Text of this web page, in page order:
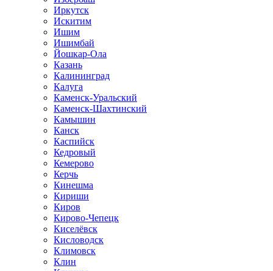
Иркутск
Искитим
Ишим
Ишимбай
Йошкар-Ола
Казань
Калининград
Калуга
Каменск-Уральский
Каменск-Шахтинский
Камышин
Канск
Каспийск
Кедровый
Кемерово
Керчь
Кинешма
Кириши
Киров
Кирово-Чепецк
Киселёвск
Кисловодск
Климовск
Клин